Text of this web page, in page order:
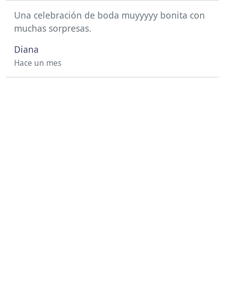
Una celebración de boda muyyyyy bonita con
muchas sorpresas.
Diana
Hace un mes